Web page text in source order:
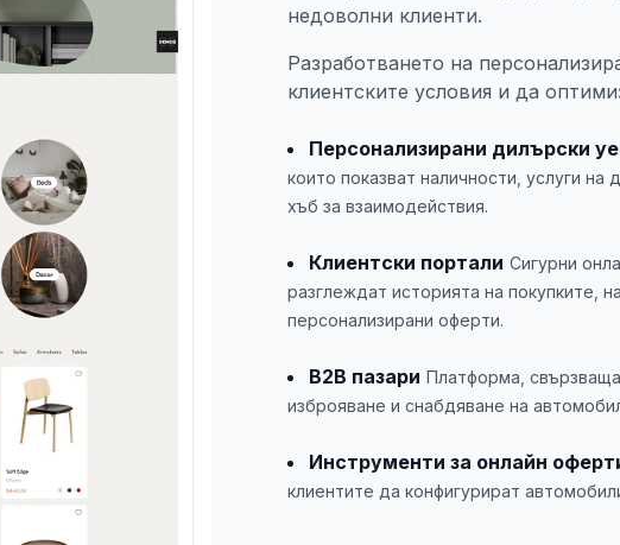
недоволни клиенти.
Разработването на
клиентските условия и да
Персонализирани дилърски
които показват наличности, услуги на
хъб за взаимодействия.
Клиентски портали Сигурни
разглеждат историята на покупките,
персонализирани оферти.
B2B пазари Платформа,
изброяване и снабдяване на
Инструменти за онлайн
клиентите да конфигурират